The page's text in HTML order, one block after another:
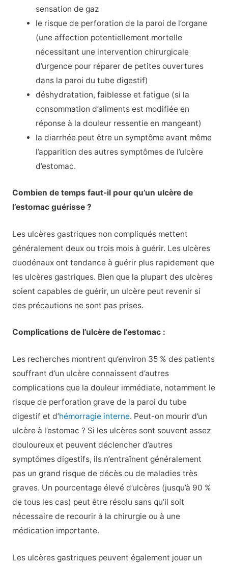
sensation de gaz
le risque de perforation de la paroi de l’organe
(une affection potentiellement mortelle
nécessitant une intervention chirurgicale
d’urgence pour réparer de petites ouvertures
dans la paroi du tube digestif)
déshydratation, faiblesse et fatigue (si la
consommation d’aliments est modifiée en
réponse à la douleur ressentie en mangeant)
la diarrhée peut être un symptôme avant même
l’apparition des autres symptômes de l’ulcère
d’estomac.
Combien de temps faut-il pour qu’un ulcère de
l’estomac guérisse ?
Les ulcères gastriques non compliqués mettent
généralement deux ou trois mois à guérir. Les ulcères
duodénaux ont tendance à guérir plus rapidement que
les ulcères gastriques. Bien que la plupart des ulcères
soient capables de guérir, un ulcère peut revenir si
des précautions ne sont pas prises.
Complications de l’ulcère de l’estomac :
Les recherches montrent qu’environ 35 % des patients
souffrant d’un ulcère connaissent d’autres
complications que la douleur immédiate, notamment le
risque de perforation grave de la paroi du tube
digestif et d’hémorragie interne. Peut-on mourir d’un
ulcère à l’estomac ? Si les ulcères sont souvent assez
douloureux et peuvent déclencher d’autres
symptômes digestifs, ils n’entraînent généralement
pas un grand risque de décès ou de maladies très
graves. Un pourcentage élevé d’ulcères (jusqu’à 90 %
de tous les cas) peut être résolu sans qu’il soit
nécessaire de recourir à la chirurgie ou à une
médication importante.
Les ulcères gastriques peuvent également jouer un